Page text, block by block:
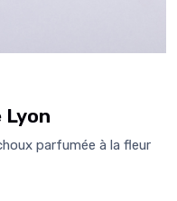
Lyon
parfumée à la fleur